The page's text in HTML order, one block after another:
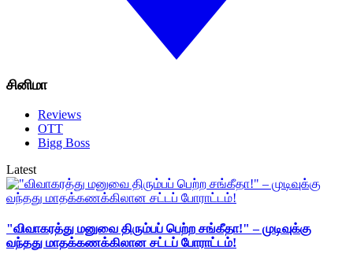
சினிமா
Reviews
OTT
Bigg Boss
Latest
"விவாகரத்து மனுவை திரும்பப் பெற்ற சங்கீதா!" – முடிவுக்கு
வந்தது மாதக்கணக்கிலான சட்டப் போராட்டம்!